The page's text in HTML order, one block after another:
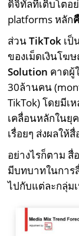
ดิจิทัลที่เติบโตอ
platforms หลัก
ส่วนTikTok เป็
ของเม็ดเงินโฆ
Solution คาดผู้
30ล้านคน
TikTok) โดยมีเ
เคลื่อนหลักในยุ
เรื่อยๆ ส่งผลให้
อย่างไรก็ตาม สื่
มีบทบาทในการ
ไปกับแต่ละกลุ่ม